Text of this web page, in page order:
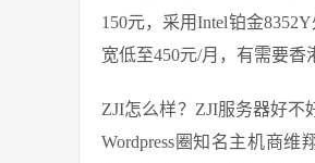
150元，采用Intel铂金
宽低至450元/月，有需要香
ZJI怎么样？ZJI服务器好不
Wordpress圈知名主机商